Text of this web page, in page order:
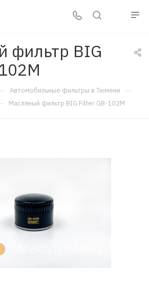
фильтр BIG
Автомобильные фильтры в Тюмени —
Масляный фильтр BIG Filter GB-102M